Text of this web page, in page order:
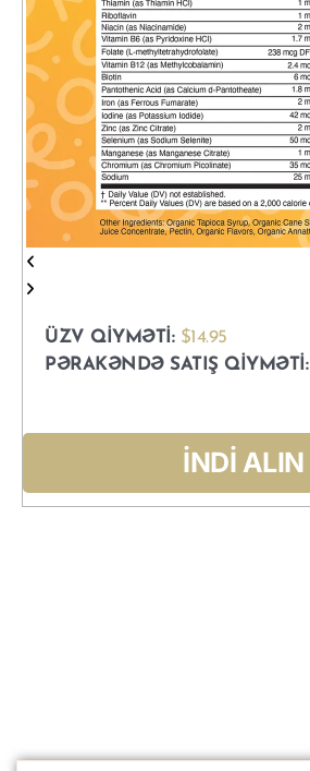
ÜZV QIYMƏTI: $14.95
PƏRAKƏNDƏ SATIŞ QIYMƏTI:
İNDİ ALIN